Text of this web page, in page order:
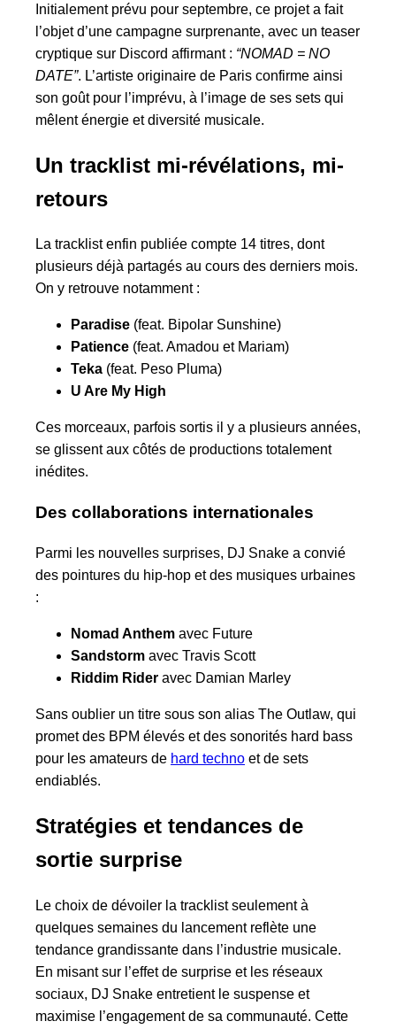
Initialement prévu pour septembre, ce projet a fait
l’objet d’une campagne surprenante, avec un teaser
cryptique sur Discord affirmant : “NOMAD = NO
DATE”. L’artiste originaire de Paris confirme ainsi
son goût pour l’imprévu, à l’image de ses sets qui
mêlent énergie et diversité musicale.
Un tracklist mi-révélations, mi-
retours
La tracklist enfin publiée compte 14 titres, dont
plusieurs déjà partagés au cours des derniers mois.
On y retrouve notamment :
Paradise (feat. Bipolar Sunshine)
Patience (feat. Amadou et Mariam)
Teka (feat. Peso Pluma)
U Are My High
Ces morceaux, parfois sortis il y a plusieurs années,
se glissent aux côtés de productions totalement
inédites.
Des collaborations internationales
Parmi les nouvelles surprises, DJ Snake a convié
des pointures du hip-hop et des musiques urbaines
:
Nomad Anthem avec Future
Sandstorm avec Travis Scott
Riddim Rider avec Damian Marley
Sans oublier un titre sous son alias The Outlaw, qui
promet des BPM élevés et des sonorités hard bass
pour les amateurs de hard techno et de sets
endiablés.
Stratégies et tendances de
sortie surprise
Le choix de dévoiler la tracklist seulement à
quelques semaines du lancement reflète une
tendance grandissante dans l’industrie musicale.
En misant sur l’effet de surprise et les réseaux
sociaux, DJ Snake entretient le suspense et
maximise l’engagement de sa communauté. Cette